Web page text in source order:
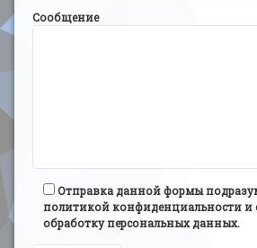
Сообщение
Отправка данной формы
политикой конфиденциальности и
обработку персональных данных.